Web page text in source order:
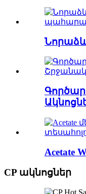
Acetate
CP ակնոցներ